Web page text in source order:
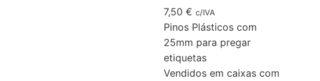
7,50 € c/IVA
Pinos Plásticos com
25mm para pregar
etiquetas
Vendidos em caixas com